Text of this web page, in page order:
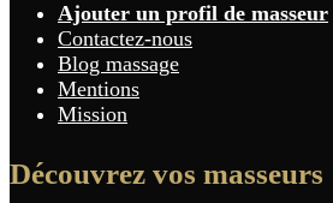
Ajouter un profil de masseur
Contactez-nous
Blog massage
Mentions
Mission
Découvrez vos masseurs